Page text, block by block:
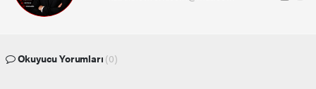
Okuyucu Yorumları (0)